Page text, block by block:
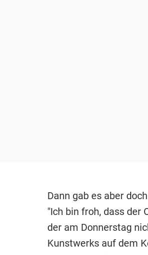
Dann gab es aber
"Ich bin froh, dass der
der am Donnerstag
Kunstwerks auf dem